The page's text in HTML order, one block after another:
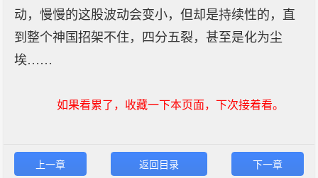
动，慢慢的这股波动会变小，但却是持续性的，直
到整个神国招架不住，四分五裂，甚至是化为尘
埃……
如果看累了，收藏一下本页面，下次接着看。
上一章 返回目录 下一章